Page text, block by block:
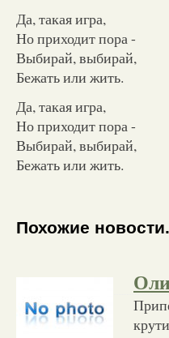
Да, такая игра,
Но приходит пора -
Выбирай, выбирай,
Бежать или жить.
Да, такая игра,
Но приходит пора -
Выбирай, выбирай,
Бежать или жить.
Похожие новости.